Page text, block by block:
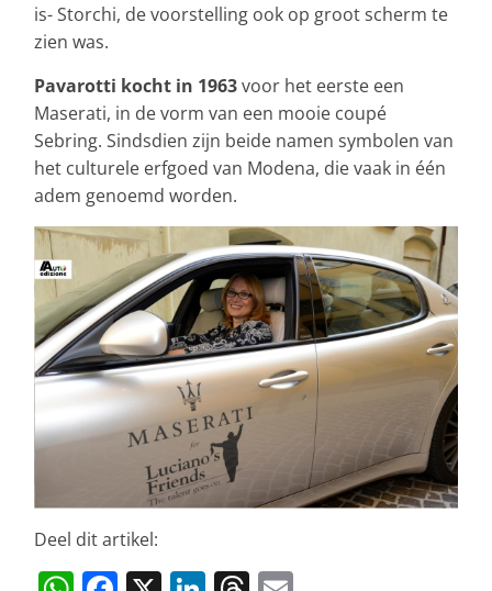
is- Storchi, de voorstelling ook op groot scherm te
zien was.
Pavarotti kocht in 1963voor het eerste een
Maserati, in de vorm van een mooie coupé
Sebring. Sindsdien zijn beide namen symbolen van
het culturele erfgoed van Modena, die vaak in één
adem genoemd worden.
Deel dit artikel: